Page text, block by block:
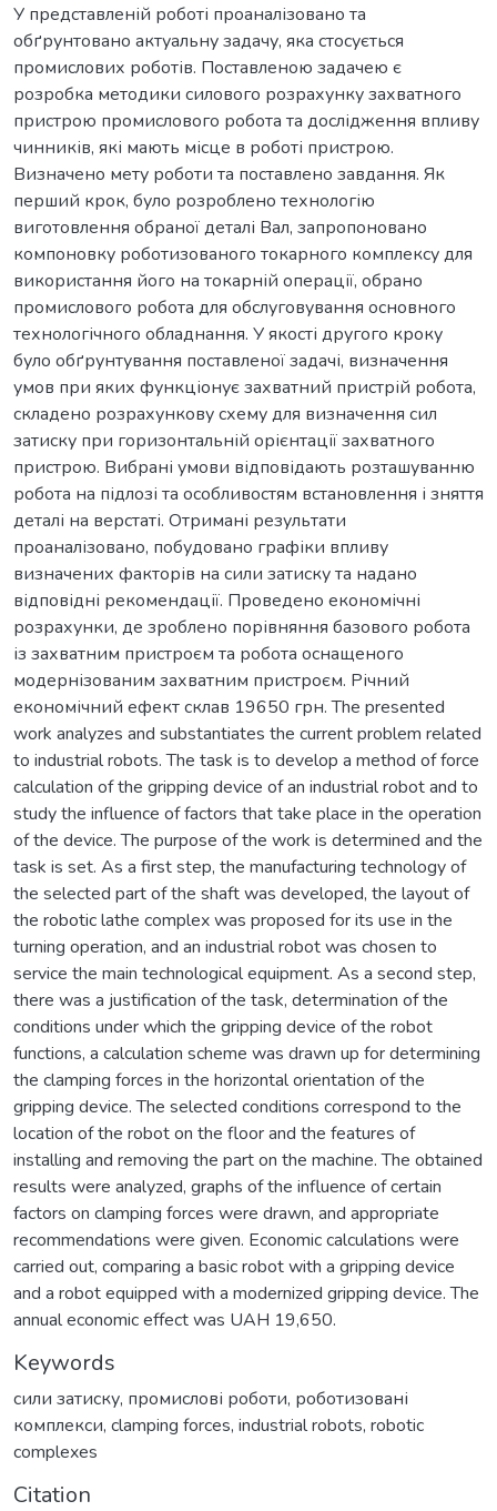
У представленій роботі проаналізовано та
обґрунтовано актуальну задачу, яка стосується
промислових роботів. Поставленою задачею є
розробка методики силового розрахунку захватного
пристрою промислового робота та дослідження впливу
чинників, які мають місце в роботі пристрою.
Визначено мету роботи та поставлено завдання. Як
перший крок, було розроблено технологію
виготовлення обраної деталі Вал, запропоновано
компоновку роботизованого токарного комплексу для
використання його на токарній операції, обрано
промислового робота для обслуговування основного
технологічного обладнання. У якості другого кроку
було обґрунтування поставленої задачі, визначення
умов при яких функціонує захватний пристрій робота,
складено розрахункову схему для визначення сил
затиску при горизонтальній орієнтації захватного
пристрою. Вибрані умови відповідають розташуванню
робота на підлозі та особливостям встановлення і зняття
деталі на верстаті. Отримані результати
проаналізовано, побудовано графіки впливу
визначених факторів на сили затиску та надано
відповідні рекомендації. Проведено економічні
розрахунки, де зроблено порівняння базового робота
із захватним пристроєм та робота оснащеного
модернізованим захватним пристроєм. Річний
економічний ефект склав 19650 грн. The presented
work analyzes and substantiates the current problem related
to industrial robots. The task is to develop a method of force
calculation of the gripping device of an industrial robot and to
study the influence of factors that take place in the operation
of the device. The purpose of the work is determined and the
task is set. As a first step, the manufacturing technology of
the selected part of the shaft was developed, the layout of
the robotic lathe complex was proposed for its use in the
turning operation, and an industrial robot was chosen to
service the main technological equipment. As a second step,
there was a justification of the task, determination of the
conditions under which the gripping device of the robot
functions, a calculation scheme was drawn up for determining
the clamping forces in the horizontal orientation of the
gripping device. The selected conditions correspond to the
location of the robot on the floor and the features of
installing and removing the part on the machine. The obtained
results were analyzed, graphs of the influence of certain
factors on clamping forces were drawn, and appropriate
recommendations were given. Economic calculations were
carried out, comparing a basic robot with a gripping device
and a robot equipped with a modernized gripping device. The
annual economic effect was UAH 19,650.
Keywords
сили затиску, промислові роботи, роботизовані
комплекси, clamping forces, industrial robots, robotic
complexes
Citation